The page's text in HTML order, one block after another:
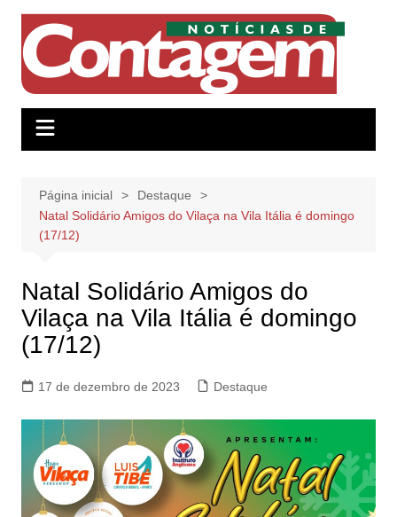
conteúdo
Página inicial
Destaque
Natal Solidário Amigos do Vilaça na Vila Itália é domingo
(17/12)
Natal Solidário Amigos do
Vilaça na Vila Itália é domingo
(17/12)
17 de dezembro de 2023 Destaque